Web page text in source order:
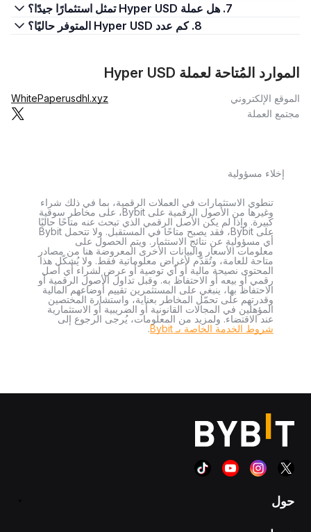
7. هل عملة Hyper USD تمثل استثمارًا جيدًا؟
8. كم عدد Hyper USD المتوفر حاليًا؟
الموارد المُتاحة لعملة Hyper USD
الموقع الإلكتروني usdhl.xyz
WhitePaper
مجتمع العملة
إخلاء مسؤولية
تنطوي الاستثمارات في العملات الرقمية، بما في ذلك شراء
وغيرها من الأصول الرقمية على Bybit، على مخاطر سوقية
كبيرة. وإذا لم يكن الأصل الرقمي الذي تبحث عنه متاحًا حاليًا
على Bybit، فقد يصبح متاحًا في المستقبل. ولا تتحمل Bybit
أي مسؤولية عن نتائج الاستثمار. ويتم الحصول على
معلومات الأسعار والبيانات الأخرى المعروضة هنا من مصادر
متاحة للعامة، وتُقدَّم لأغراض معلوماتية فقط. ولا يُشكّل هذا
المحتوى نصيحة مالية أو أي توصية أو عرض لشراء أي أصل
رقمي أو بيعه أو الاحتفاظ به. وقبل تداول الأصول الرقمية أو
الاحتفاظ بها، ينبغي على المستثمرين تقييم أوضاعهم المالية
وقدرتهم على تحمّل المخاطر بعناية، واستشارة المختصين
المؤهلين في المجالات القانونية أو الضريبية أو الاستثمارية
عند الاقتضاء. ولمزيد من المعلومات، يُرجى الرجوع إلى
شروط الخدمة الخاصة بـ Bybit
.
حول